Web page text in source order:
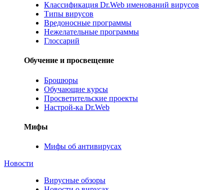
Классификация Dr.Web именований вирусов
Типы вирусов
Вредоносные программы
Нежелательные программы
Глоссарий
Обучение и просвещение
Брошюры
Обучающие курсы
Просветительские проекты
Настрой-ка Dr.Web
Мифы
Мифы об антивирусах
Новости
Вирусные обзоры